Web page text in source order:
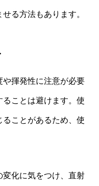
る方法もあります。
揮発性に注意が必要
ことは避けます。使
ことがあるため、使
変化に気をつけ、直射